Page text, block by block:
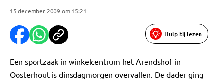
15 december 2009 om 15:21
Hulp bij lezen
Een sportzaak in winkelcentrum het Arendshof in
Oosterhout is dinsdagmorgen overvallen. De dader ging